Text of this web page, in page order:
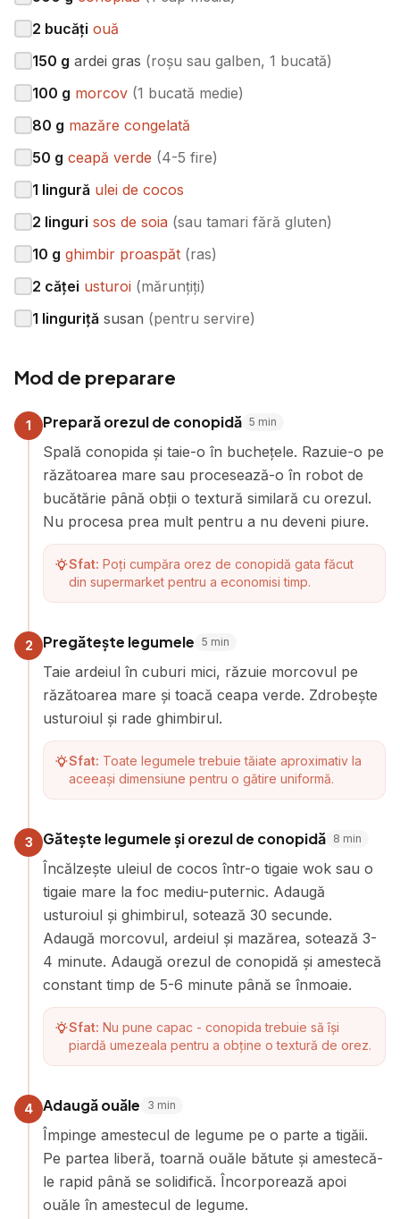
2 bucăți ouă
150 g ardei gras (roșu sau galben, 1 bucată)
100 g morcov (1 bucată medie)
80 g mazăre congelată
50 g ceapă verde (4-5 fire)
1 lingură ulei de cocos
2 linguri sos de soia (sau tamari fără gluten)
10 g ghimbir proaspăt (ras)
2 căței usturoi (mărunțiți)
1 linguriță susan (pentru servire)
Mod de preparare
1 Prepară orezul de conopidă 5 min
Spală conopida și taie-o în buchețele. Razuie-o pe
răzătoarea mare sau procesează-o în robot de
bucătărie până obții o textură similară cu orezul.
Nu procesa prea mult pentru a nu deveni piure.
Sfat: Poți cumpăra orez de conopidă gata făcut
din supermarket pentru a economisi timp.
2 Pregătește legumele 5 min
Taie ardeiul în cuburi mici, răzuie morcovul pe
răzătoarea mare și toacă ceapa verde. Zdrobește
usturoiul și rade ghimbirul.
Sfat: Toate legumele trebuie tăiate aproximativ la
aceeași dimensiune pentru o gătire uniformă.
3 Gătește legumele și orezul de conopidă 8 min
Încălzește uleiul de cocos într-o tigaie wok sau o
tigaie mare la foc mediu-puternic. Adaugă
usturoiul și ghimbirul, sotează 30 secunde.
Adaugă morcovul, ardeiul și mazărea, sotează 3-
4 minute. Adaugă orezul de conopidă și amestecă
constant timp de 5-6 minute până se înmoaie.
Sfat: Nu pune capac - conopida trebuie să își
piardă umezeala pentru a obține o textură de orez.
4 Adaugă ouăle 3 min
Împinge amestecul de legume pe o parte a tigăii.
Pe partea liberă, toarnă ouăle bătute și amestecă-
le rapid până se solidifică. Încorporează apoi
ouăle în amestecul de legume.